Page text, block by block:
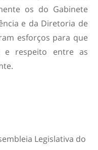
os do Gabinete
e da Diretoria de
esforços para que
e respeito entre as
Legislativa do